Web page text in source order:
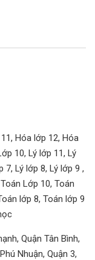
Hóa lớp 12, Hóa
10, Lý lớp 11, Lý
7, Lý lớp 8, Lý lớp 9 ,
Lớp 10, Toán
lớp 8, Toán lớp 9
Quận Tân Bình,
Nhuận, Quận 3,